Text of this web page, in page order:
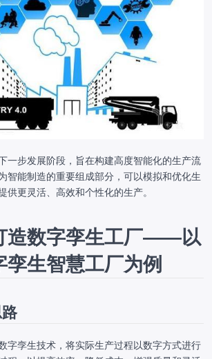
一步发展阶段，旨在构建高度智能化的生产流
智能制造的重要组成部分，可以模拟和优化生
供更灵活、高效和个性化的生产。
造数字孪生工厂——以
孪生智慧工厂为例
路
字孪生技术，将实际生产过程以数字方式进行